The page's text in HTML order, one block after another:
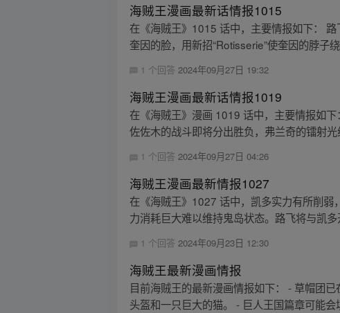
海贼王漫画最新话情报1015
在《海贼王》1015 话中，主要情报如下：
奎因的脸，用新招“Rotisserie”使奎因的脖子
1 个回答 2024年09月27日 19:32
海贼王漫画最新话情报1019
在《海贼王》漫画 1019 话中，主要情报如
佐佐木的战斗即将分出胜负，弗兰奇的镭射光
1 个回答2024年09月27日 04:26
海贼王漫画最新情报1027
在《海贼王》1027 话中，凯多实力有所削
力消耗巨大难以维持鬼岛状态。路飞将与凯
1 个回答2024年09月23日 12:30
海贼王最新漫画情报
目前海贼王的最新漫画情报如下： - 草帽团
头盔和一只巨大的猫。 - 巨人王国篇章可能